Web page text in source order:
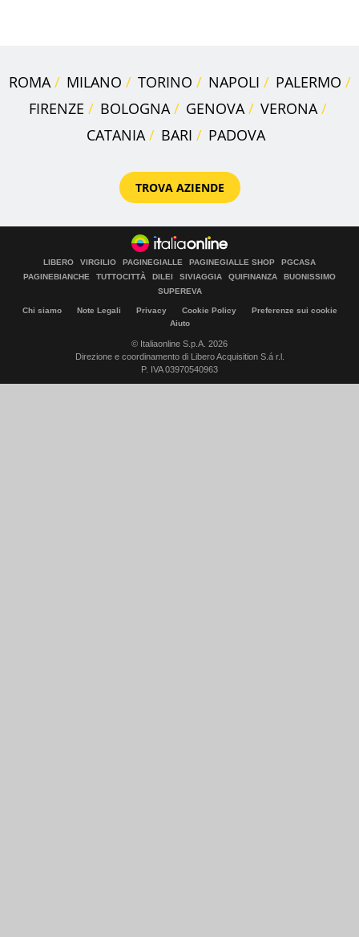
ROMA MILANO TORINO NAPOLI
PALERMO
FIRENZE
BOLOGNA GENOVA
VERONA
CATANIA
BARI PADOVA
TROVA AZIENDE
LIBERO VIRGILIO PAGINEGIALLE PAGINEGIALLE SHOP
PGCASA
PAGINEBIANCHE
TUTTOCITTÀ DILEI SIVIAGGIA QUIFINANZA
BUONISSIMO
SUPEREVA
Chi siamo Note Legali Privacy Cookie Policy
Preferenze sui cookie
Aiuto
© Italiaonline S.p.A. 2026
Direzione e coordinamento di Libero Acquisition S.á r.l.
P. IVA 03970540963